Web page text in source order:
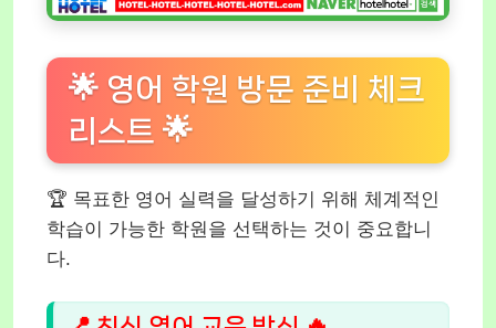
🌟 영어 학원 방문 준비 체크
리스트 🌟
🏆 목표한 영어 실력을 달성하기 위해 체계적인
학습이 가능한 학원을 선택하는 것이 중요합니
다.